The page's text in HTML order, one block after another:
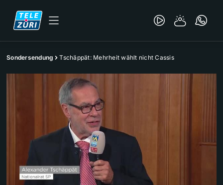
Sondersendung Tschäppät: Mehrheit wählt nicht Cassis​